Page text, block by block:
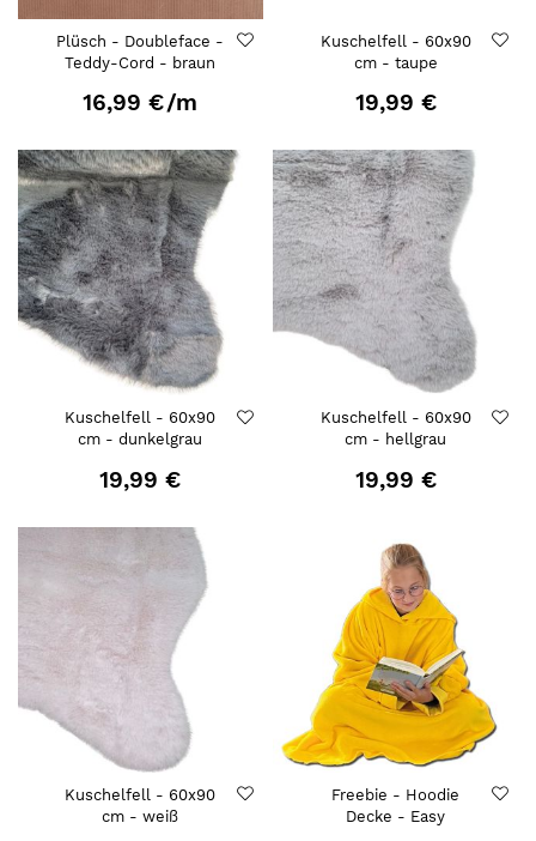
Plüsch - Doubleface -
Teddy-Cord - braun
16,99 €/m
Kuschelfell - 60x90
cm - taupe
19,99 €
Kuschelfell - 60x90
cm - dunkelgrau
19,99 €
Kuschelfell - 60x90
cm - hellgrau
19,99 €
Kuschelfell - 60x90
cm - weiß
Freebie - Hoodie
Decke - Easy